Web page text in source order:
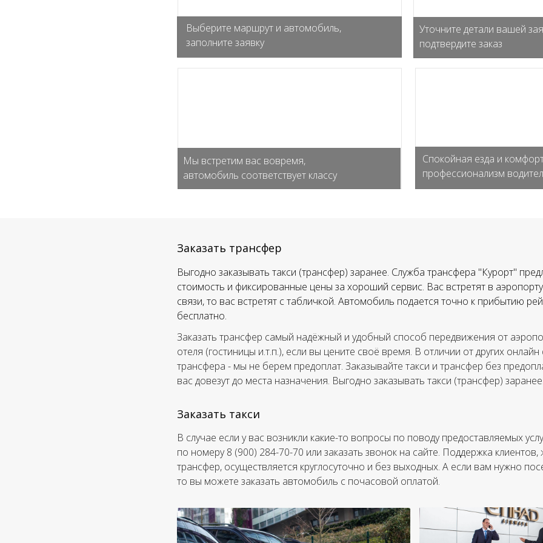
Выберите маршрут и автомобиль,
заполните заявку
Уточните детали вашей
подтвердите заказ
Мы встретим вас вовремя,
автомобиль соответствует классу
Спокойная езда и
профессионализм
Заказать трансфер самый надёжный и удобный способ передвижения от
отеля (гостиницы и.т.п.), если вы цените своё время. В отличии от других онлайн
трансфера - мы не берем предоплат. Заказывайте такси и трансфер без
вас довезут до места назначения. Выгодно заказывать такси (трансфер) заранее.
Заказать трансфер
Выгодно заказывать такси (трансфер) заранее. Служба трансфера "Курорт"
стоимость и фиксированные цены за хороший сервис. Вас встретят в
связи, то вас встретят с табличкой. Автомобиль подается точно к прибытию
бесплатно.
Заказать такси
В случае если у вас возникли какие-то вопросы по поводу предоставляемых
по номеру 8 (900) 284-70-70 или заказать звонок на сайте. Поддержка
трансфер, осуществляется круглосуточно и без выходных. А если вам нужно
то вы можете заказать автомобиль с почасовой оплатой.